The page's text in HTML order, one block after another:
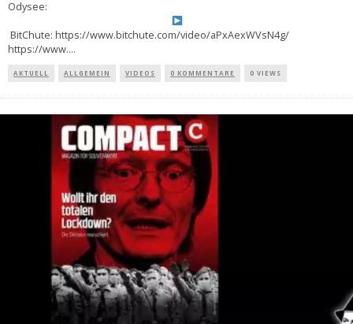
Odysee:
BitChute: https://www.bitchute.com/video/aPxAexWVsN4g/
https://www....
AKTUELL ALLGEMEIN VIDEOS 0 KOMMENTARE 0 VIEWS